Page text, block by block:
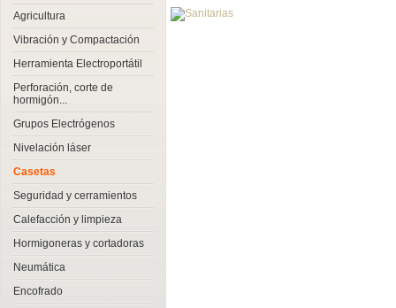
Agricultura
Vibración y Compactación
Herramienta Electroportátil
Perforación, corte de
hormigón...
Grupos Electrógenos
Nivelación láser
Casetas
Seguridad y cerramientos
Calefacción y limpieza
Hormigoneras y cortadoras
Neumática
Encofrado